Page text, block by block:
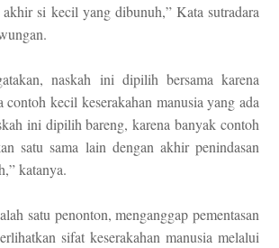
akhir si kecil yang dibunuh,” Kata sutradara
naskah ini dipilih bersama karena
contoh kecil keserakahan manusia yang ada
ini dipilih bareng, karena banyak contoh
satu sama lain dengan akhir penindasan
katanya.
satu penonton, menganggap pementasan
sifat keserakahan manusia melalui